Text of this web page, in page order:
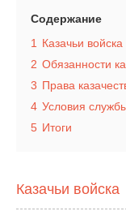
Содержание
1
Казачьи войска
2 Обязанности
3 Права
4 Условия
5 Итоги
Казачьи войска